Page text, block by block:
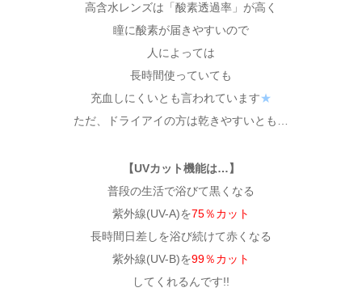
高含水レンズは「酸素透過率」が高く
瞳に酸素が届きやすいので
人によっては
長時間使っていても
充血しにくいとも言われています★
ただ、ドライアイの方は乾きやすいとも…
【UVカット機能は…】
普段の生活で浴びて黒くなる
紫外線(UV-A)を75％カット
長時間日差しを浴び続けて赤くなる
紫外線(UV-B)を99％カット
してくれるんです!!